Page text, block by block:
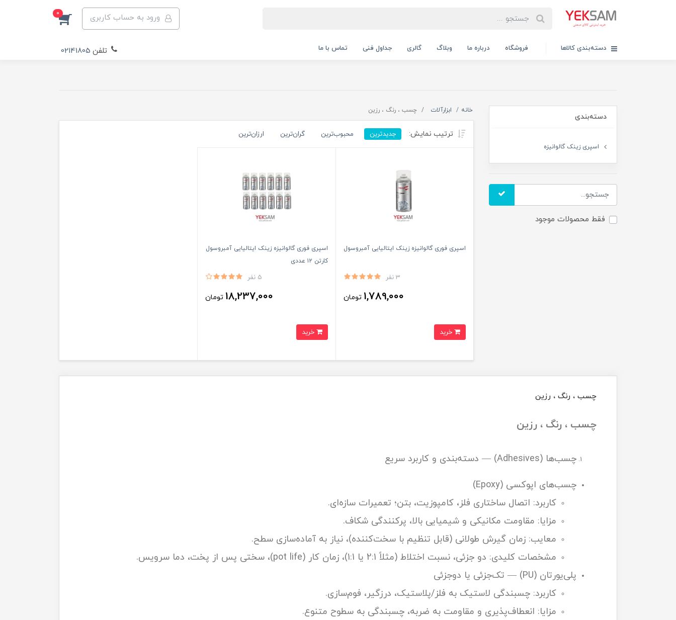
ورود به حساب کاربری 0
دسته‌بندی کالاها فروشگاه درباره ما وبلاگ گالری جداول فنی تماس با ما تلفن 02141805
دسته‌بندی
اسپری زینک گالوانیزه
فقط محصولات موجود
خانه ابزارآلات چسب ، رنگ ، رزین
ترتیب نمایش: جدیدترین محبوب‌ترین گران‌ترین ارزان‌ترین
اسپری فوری گالوانیزه زینک ایتالیایی آمبروسول
3 نفر
1,789,000 تومان
اسپری فوری گالوانیزه زینک ایتالیایی آمبروسول
کارتن ۱۲ عددی
5 نفر
18,237,000 تومان
خرید
چسب ، رنگ ، رزین
چسب ، رنگ ، رزین
چسب‌ها (Adhesives) — دسته‌بندی و کاربرد سریع
چسب‌های اپوکسی (Epoxy)
کاربرد: اتصال ساختاری فلز، کامپوزیت، بتن؛ تعمیرات سازه‌ای.
مزایا: مقاومت مکانیکی و شیمیایی بالا، پرکنندگی شکاف.
معایب: زمان گیرش طولانی (قابل تنظیم با سخت‌کننده)، نیاز به آماده‌سازی سطح.
مشخصات کلیدی: دو جزئی، نسبت اختلاط (مثلاً 2:1 یا 1:1)، زمان کار (pot life)، سختی پس از پخت، دما سرویس.
پلی‌یورتان (PU) — تک‌جزئی یا دو‌جزئی
کاربرد: چسبندگی لاستیک به فلز/پلاستیک، درزگیر، فوم‌سازی.
مزایا: انعطاف‌پذیری و مقاومت به ضربه، چسبندگی به سطوح متنوع.